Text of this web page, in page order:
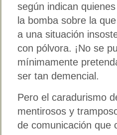
según indican
la bomba sobre la
a una situación
con pólvora. ¡No se
mínimamente
ser tan demencial.
Pero el caradurismo
mentirosos y
de comunicación que